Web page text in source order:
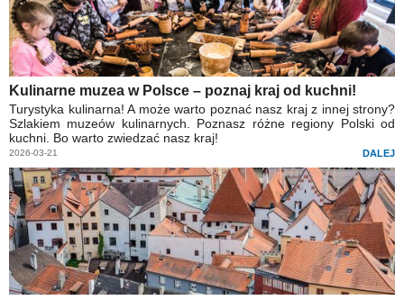
Kulinarne muzea w Polsce – poznaj kraj od kuchni!
Turystyka kulinarna! A może warto poznać nasz kraj z innej strony?
Szlakiem muzeów kulinarnych. Poznasz różne regiony Polski od
kuchni. Bo warto zwiedzać nasz kraj!
2026-03-21 DALEJ